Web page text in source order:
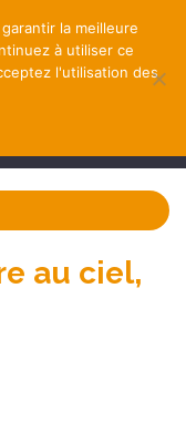
au ciel,
la meilleure
à utiliser ce
l'utilisation des